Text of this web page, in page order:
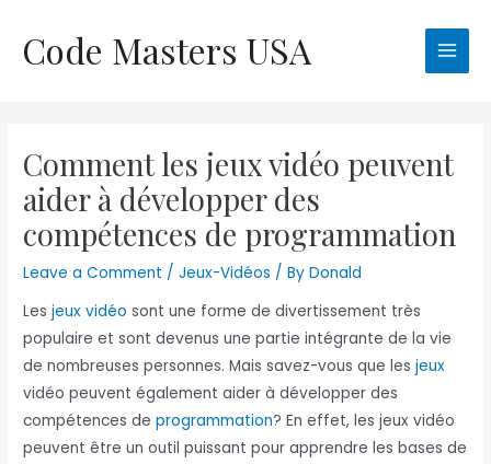
content
Code Masters USA
Main
Comment les jeux vidéo peuvent
aider à développer des
compétences de programmation
Leave a Comment /Jeux-Vidéos / ByDonald
Lesjeux vidéo sont une forme de divertissement très
populaire et sont devenus une partie intégrante de la vie
de nombreuses personnes. Mais savez-vous que lesjeux
vidéo peuvent également aider à développer des
compétences deprogrammation? En effet, les jeux vidéo
peuvent être un outil puissant pour apprendre les bases de